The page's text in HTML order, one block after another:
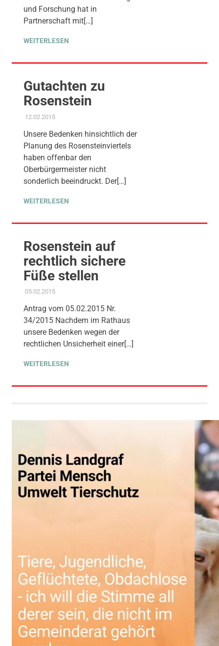
und Forschung hat in
Partnerschaft mit[…]
WEITERLESEN
Gutachten zu
Rosenstein
12.02.2015ADMIN
AMTSBLATT-BEITRAG
Unsere Bedenken hinsichtlich der
Planung des Rosensteinviertels
haben offenbar den
Oberbürgermeister nicht
sonderlich beeindruckt. Der[…]
WEITERLESEN
Rosenstein auf
rechtlich sichere
Füße stellen
05.02.2015ADMIN
GEMEINDERAT
Antrag vom 05.02.2015 Nr.
34/2015 Nachdem im Rathaus
unsere Bedenken wegen der
rechtlichen Unsicherheit einer[…]
WEITERLESEN